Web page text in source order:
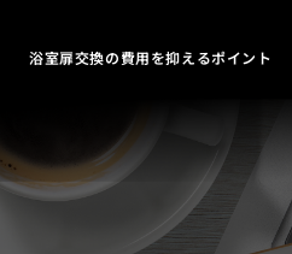
浴室扉交換の費用を抑えるポイント